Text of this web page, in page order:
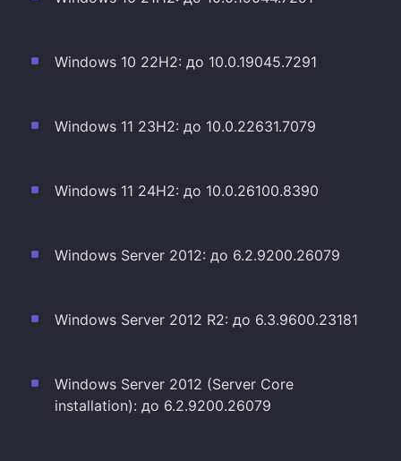
Windows 10 22H2: до 10.0.19045.7291
Windows 11 23H2: до 10.0.22631.7079
Windows 11 24H2: до 10.0.26100.8390
Windows Server 2012: до 6.2.9200.26079
Windows Server 2012 R2: до 6.3.9600.23181
Windows Server 2012 (Server Core
installation): до 6.2.9200.26079